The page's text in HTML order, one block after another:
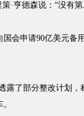
·亨德森说：“没有第
会申请90亿美元备
了部分整改计划，